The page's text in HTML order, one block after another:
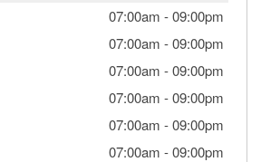
07:00am -09:00pm
07:00am -09:00pm
07:00am -09:00pm
07:00am -09:00pm
07:00am -09:00pm
07:00am -09:00pm